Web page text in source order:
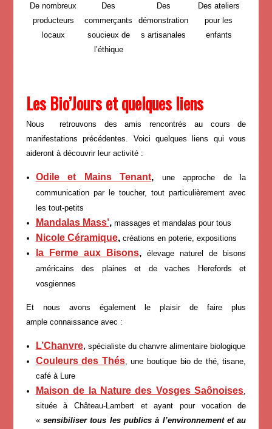
De nombreux
producteurs
locaux
Des
commerçants
soucieux de
l’éthique
Des
démonstration
s artisanales
Des ateliers
pour les
enfants
Les Bio’Jours et quelques liens
Nous retrouvons des amis rencontrés au cours de
manifestations précédentes. Voici quelques liens qui vous
aideront à découvrir leur activité :
Odile et Mains Tenant, une approche de la
communication par le toucher, tout particulièrement avec
les tout-petits
Mandalas Mass’, massages et mandalas pour tous
Nicole Céramique, créations en poterie, expositions
la Ferme aux Bisons,élevage naturel de bisons
américains des plaines et de vaches Herefords et
vosgiennes
Et nous avons également le plaisir de faire plus
ample connaissance avec :
L’Chanvre, spécialiste du chanvre alimentaire biologique
Couleurs des Thés, une boutique bio de thé, tisane,
café à Lure
Maison de la Nature des Vosges Saônoises
située à Château-Lambert et ayant pour vocation de
« sensibiliser tous les publics à l’environnement et au